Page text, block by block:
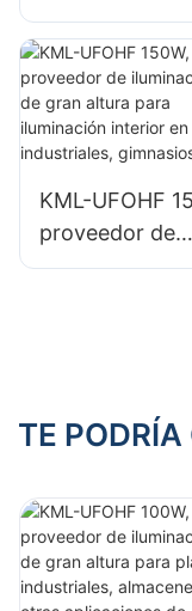
iluminación
gran altura para
plantas
industriales,
almacenes y
iluminación
KML-UFOHF
proveedor de
iluminación
gimnasios, etc.
TE PODRÍA